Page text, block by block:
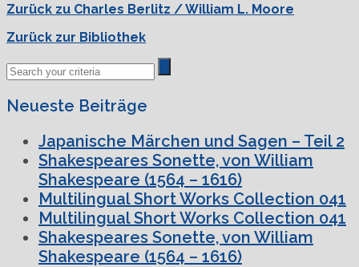
Zurück zu Charles Berlitz / William L. Moore
Zurück zur Bibliothek
Neueste Beiträge
Japanische Märchen und Sagen – Teil 2
Shakespeares Sonette, von William
Shakespeare (1564 – 1616)
Multilingual Short Works Collection 041
Multilingual Short Works Collection 041
Shakespeares Sonette, von William
Shakespeare (1564 – 1616)